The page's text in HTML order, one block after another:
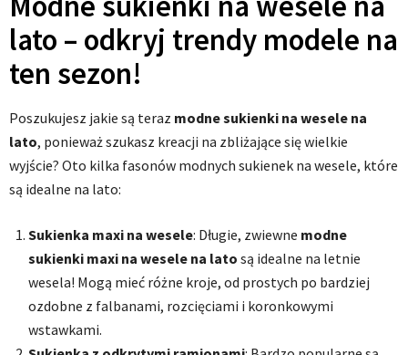
lato – odkryj trendy modele na
ten sezon!
Poszukujesz jakie są teraz modne sukienki na wesele na
lato, ponieważ szukasz kreacji na zbliżające się wielkie
wyjście? Oto kilka fasonów modnych sukienek na wesele, które
są idealne na lato:
Sukienka maxi na wesele: Długie, zwiewne modne
sukienki maxi na wesele na lato są idealne na letnie
wesela! Mogą mieć różne kroje, od prostych po bardziej
ozdobne z falbanami, rozcięciami i koronkowymi
wstawkami.